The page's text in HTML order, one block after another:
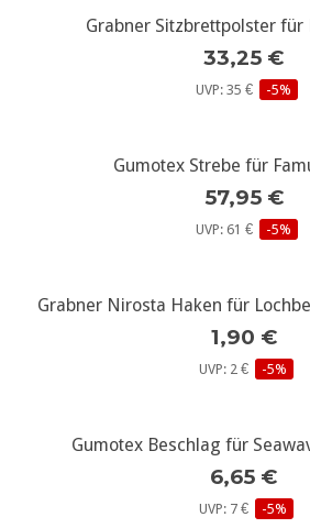
Grabner Sitzbrettpolster für
33,25 €
UVP: 35 € -5%
Gumotex Strebe für
57,95 €
UVP: 61 € -5%
Grabner Nirosta Haken für
1,90 €
UVP: 2 € -5%
Gumotex Beschlag für
6,65 €
UVP: 7 € -5%